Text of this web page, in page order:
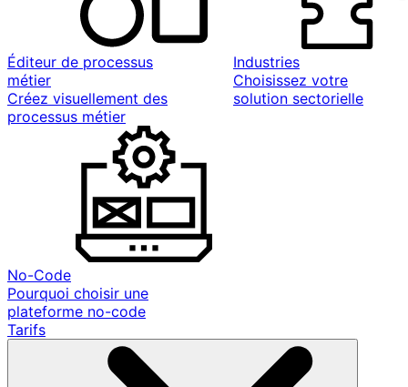
Éditeur de processus
métier
Créez visuellement des
processus métier
Industries
Choisissez votre
solution sectorielle
No-Code
Pourquoi choisir une
plateforme no-code
Tarifs